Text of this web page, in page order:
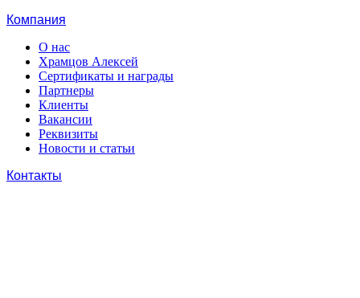
Компания
О нас
Храмцов Алексей
Сертификаты и награды
Партнеры
Клиенты
Вакансии
Реквизиты
Новости и статьи
Контакты